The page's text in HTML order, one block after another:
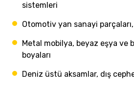
sistemleri
Otomotiv yan sanayi
Metal mobilya, beyaz eşya ve
boyaları
Deniz üstü aksamlar, dış